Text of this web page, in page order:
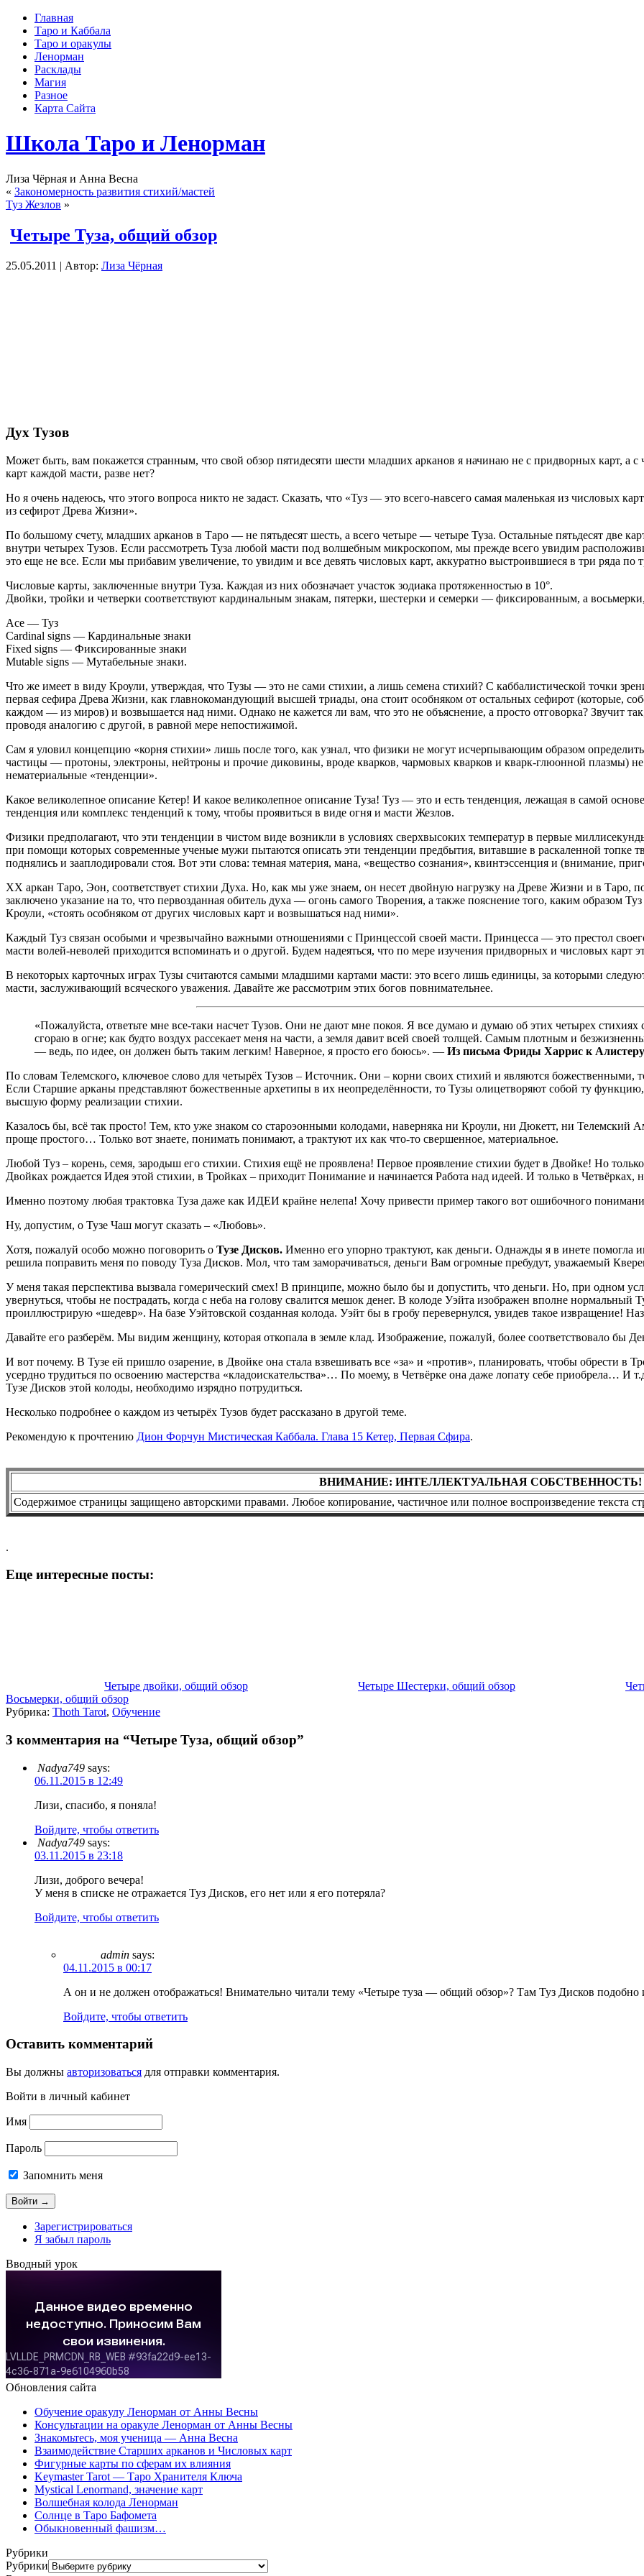
Главная
Таро и Каббала
Таро и оракулы
Ленорман
Расклады
Магия
Разное
Карта Сайта
Школа Таро и Ленорман
Лиза Чёрная и Анна Весна
« Закономерность развития стихий/мастей
Туз Жезлов »
Четыре Туза, общий обзор
25.05.2011 | Автор: Лиза Чёрная
Дух Тузов
Может быть, вам покажется странным, что свой обзор пятидесяти шести младших арканов я начинаю не с придворных карт, а
карт каждой масти, разве нет?
Но я очень надеюсь, что этого вопроса никто не задаст. Сказать, что «Туз — это всего-навсего самая маленькая из числовых
из сефирот Древа Жизни».
По большому счету, младших арканов в Таро — не пятьдесят шесть, а всего четыре — четыре Туза. Остальные пятьдесят две
внутри четырех Тузов. Если рассмотреть Туза любой масти под волшебным микроскопом, мы прежде всего увидим
это еще не все. Если мы прибавим увеличение, то увидим и все девять числовых карт, аккуратно выстроившиеся в три ряда по
Числовые карты, заключенные внутри Туза. Каждая из них обозначает участок зодиака протяженностью в 10°.
Двойки, тройки и четверки соответствуют кардинальным знакам, пятерки, шестерки и семерки — фиксированным, а
Ace — Туз
Cardinal signs — Кардинальные знаки
Fixed signs — Фиксированные знаки
Mutable signs — Мутабельные знаки.
Что же имеет в виду Кроули, утверждая, что Тузы — это не сами стихии, а лишь семена стихий? С каббалистической точки
первая сефира Древа Жизни, как главнокомандующий высшей триады, она стоит особняком от остальных сефирот (которые,
каждом — из миров) и возвышается над ними. Однако не кажется ли вам, что это не объяснение, а просто отговорка? Звучит
проводя аналогию с другой, в равной мере непостижимой.
Сам я уловил концепцию «корня стихии» лишь после того, как узнал, что физики не могут исчерпывающим образом
частицы — протоны, электроны, нейтроны и прочие диковины, вроде кварков, чармовых кварков и кварк-глюонной плазмы)
нематериальные «тенденции».
Какое великолепное описание Кетер! И какое великолепное описание Туза! Туз — это и есть тенденция, лежащая в самой
тенденция или комплекс тенденций к тому, чтобы проявиться в виде огня и масти Жезлов.
Физики предполагают, что эти тенденции в чистом виде возникли в условиях сверхвысоких температур в первые
при помощи которых современные ученые мужи пытаются описать эти тенденции предбытия, витавшие в раскаленной топке
поднялись и зааплодировали стоя. Вот эти слова: темная материя, мана, «вещество сознания», квинтэссенция и (внимание,
XX аркан Таро, Эон, соответствует стихии Духа. Но, как мы уже знаем, он несет двойную нагрузку на Древе Жизни и в Таро,
заключено указание на то, что первозданная обитель духа — огонь самого Творения, а также пояснение того, каким образом
Кроули, «стоять особняком от других числовых карт и возвышаться над ними».
Каждый Туз связан особыми и чрезвычайно важными отношениями с Принцессой своей масти. Принцесса — это престол
масти волей-неволей приходится вспоминать и о другой. Будем надеяться, что по мере изучения придворных и числовых карт
В некоторых карточных играх Тузы считаются самыми младшими картами масти: это всего лишь единицы, за которыми
масти, заслуживающий всяческого уважения. Давайте же рассмотрим этих богов повнимательнее.
«Пожалуйста, ответьте мне все-таки насчет Тузов. Они не дают мне покоя. Я все думаю и думаю об этих четырех
сгораю в огне; как будто воздух рассекает меня на части, а земля давит всей своей толщей. Самым плотным и
— ведь, по идее, он должен быть таким легким! Наверное, я просто его боюсь». — Из письма Фриды Харрис к Алистеру
По словам Телемского, ключевое слово для четырёх Тузов – Источник. Они – корни своих стихий и являются божественными,
Если Старшие арканы представляют божественные архетипы в их неопределённости, то Тузы олицетворяют собой ту
высшую форму реализации стихии.
Казалось бы, всё так просто! Тем, кто уже знаком со староэонными колодами, наверняка ни Кроули, ни Дюкетт, ни Телемский
проще простого… Только вот знаете, понимать понимают, а трактуют их как что-то свершенное, материальное.
Любой Туз – корень, семя, зародыш его стихии. Стихия ещё не проявлена! Первое проявление стихии будет в Двойке! Но
Двойках рождается Идея этой стихии, в Тройках – приходит Понимание и начинается Работа над идеей. И только в Четвёрках,
Именно поэтому любая трактовка Туза даже как ИДЕИ крайне нелепа! Хочу привести пример такого вот ошибочного
Ну, допустим, о Тузе Чаш могут сказать – «Любовь».
Хотя, пожалуй особо можно поговорить о Тузе Дисков. Именно его упорно трактуют, как деньги. Однажды я в инете помогла
решила поправить меня по поводу Туза Дисков. Мол, что там заморачиваться, деньги Вам огромные пребудут, уважаемый
У меня такая перспектива вызвала гомерический смех! В принципе, можно было бы и допустить, что деньги. Но, при одном
увернуться, чтобы не пострадать, когда с неба на голову свалится мешок денег. В колоде Уэйта изображен вполне нормальный
проиллюстрирую «шедевр». На базе Уэйтовской созданная колода. Уэйт бы в гробу перевернулся, увидев такое извращение!
Давайте его разберём. Мы видим женщину, которая откопала в земле клад. Изображение, пожалуй, более соответствовало бы
И вот почему. В Тузе ей пришло озарение, в Двойке она стала взвешивать все «за» и «против», планировать, чтобы обрести в
усердно трудиться по освоению мастерства «кладоискательства»… По моему, в Четвёрке она даже лопату себе приобрела… И
Тузе Дисков этой колоды, необходимо изрядно потрудиться.
Несколько подробнее о каждом из четырёх Тузов будет рассказано в другой теме.
Рекомендую к прочтению Дион Форчун Мистическая Каббала. Глава 15 Кетер, Первая Сфира.
ВНИМАНИЕ: ИНТЕЛЛЕКТУАЛЬНАЯ СОБСТВЕННОСТЬ!
Содержимое страницы защищено авторскими правами. Любое копирование, частичное или полное воспроизведение текста
.
Еще интересные посты:
Четыре двойки, общий обзор Четыре Шестерки, общий обзор
Восьмерки, общий обзор
Рубрика: Thoth Tarot, Обучение
3 комментария на “Четыре Туза, общий обзор”
Nadya749 says:
06.11.2015 в 12:49
Лизи, спасибо, я поняла!
Войдите, чтобы ответить
Nadya749 says:
03.11.2015 в 23:18
Лизи, доброго вечера!
У меня в списке не отражается Туз Дисков, его нет или я его потеряла?
Войдите, чтобы ответить
admin says:
04.11.2015 в 00:17
А он и не должен отображаться! Внимательно читали тему «Четыре туза — общий обзор»? Там Туз Дисков подобно
Войдите, чтобы ответить
Оставить комментарий
Вы должны авторизоваться для отправки комментария.
Войти в личный кабинет
Имя
Пароль
Запомнить меня
Зарегистрироваться
Я забыл пароль
Вводный урок
Обновления сайта
Обучение оракулу Ленорман от Анны Весны
Консультации на оракуле Ленорман от Анны Весны
Знакомьтесь, моя ученица — Анна Весна
Взаимодействие Старших арканов и Числовых карт
Фигурные карты по сферам их влияния
Keymaster Tarot — Таро Хранителя Ключа
Mystical Lenormand, значение карт
Волшебная колода Ленорман
Солнце в Таро Бафомета
Обыкновенный фашизм…
Рубрики
Рубрики